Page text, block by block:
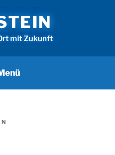
mit Zukunft